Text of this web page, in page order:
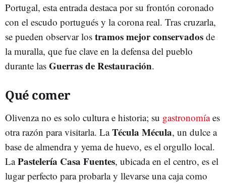
Portugal, esta entrada destaca por su frontón coronado
con el escudo portugués y la corona real. Tras cruzarla,
se pueden observar los tramos mejor conservados de
la muralla, que fue clave en la defensa del pueblo
durante las Guerras de Restauración.
Qué comer
Olivenza no es solo cultura e historia; su gastronomíaes
otra razón para visitarla. LaTécula Mécula, un dulce a
base de almendra y yema de huevo, es el orgullo local.
LaPastelería Casa Fuentes, ubicada en el centro, es el
lugar perfecto para probarla y llevarse una caja como